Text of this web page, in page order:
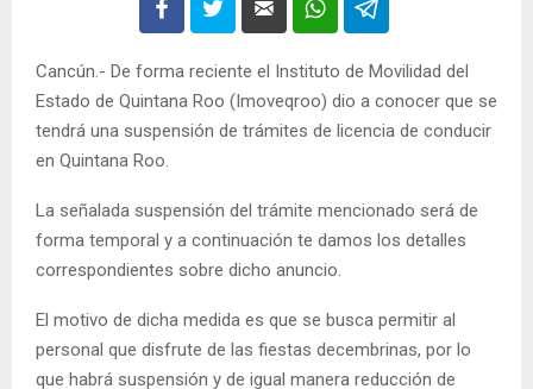
Cancún.- De forma reciente el Instituto de Movilidad del
Estado de Quintana Roo (Imoveqroo) dio a conocer que se
tendrá una suspensión de trámites de licencia de conducir
en Quintana Roo.
La señalada suspensión del trámite mencionado será de
forma temporal y a continuación te damos los detalles
correspondientes sobre dicho anuncio.
El motivo de dicha medida es que se busca permitir al
personal que disfrute de las fiestas decembrinas, por lo
que habrá suspensión y de igual manera reducción de